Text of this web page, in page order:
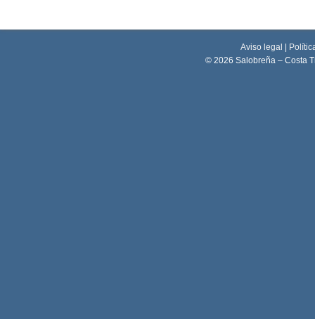
Aviso legal |
© 2026 Salobreña – Costa